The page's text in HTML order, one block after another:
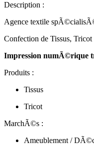
Description :
Agence textile
Confection de Tissus,
Impression numÃ©rique
Produits :
Tissus
Tricot
MarchÃ©s :
Ameublement /